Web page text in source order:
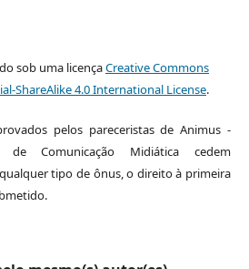
sob uma licençaCreative Commons
ShareAlike 4.0 International License.
pelos pareceristas de Animus -
de Comunicação Midiática cedem
tipo de ônus, o direito à primeira